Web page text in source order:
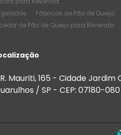
Fábricas de Pão de Queijo
de Pão de Queijo para Revenda
de Salgados Congelados
para Festas e Eventos
Salgados para Venda
R. Mauriti, 165 - Cidade Jardim
/ SP - CEP: 07180-080